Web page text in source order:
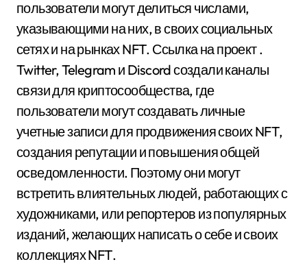
пользователи могут делиться числами,
указывающими на них, в своих социальных
сетях и на рынках NFT. Ссылка на проект .
Twitter, Telegram и Discord создали каналы
связи для криптосообщества, где
пользователи могут создавать личные
учетные записи для продвижения своих NFT,
создания репутации и повышения общей
осведомленности. Поэтому они могут
встретить влиятельных людей, работающих с
художниками, или репортеров из популярных
изданий, желающих написать о себе и своих
коллекциях NFT.